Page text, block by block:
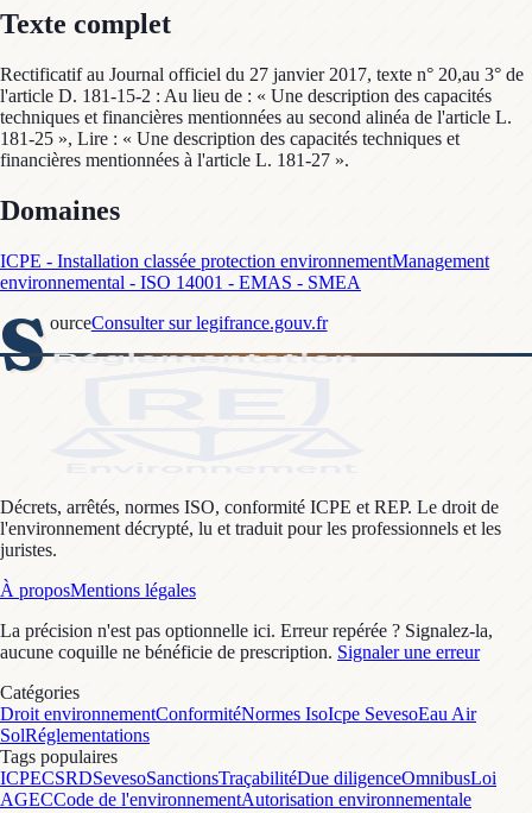
Texte complet
Rectificatif au Journal officiel du 27 janvier 2017, texte n° 20,au 3° de
l'article D. 181-15-2 : Au lieu de : « Une description des capacités
techniques et financières mentionnées au second alinéa de l'article L.
181-25 », Lire : « Une description des capacités techniques et
financières mentionnées à l'article L. 181-27 ».
Domaines
ICPE - Installation classée protection environnementManagement
environnemental - ISO 14001 - EMAS - SMEA
S ourceConsulter sur legifrance.gouv.fr
Décrets, arrêtés, normes ISO, conformité ICPE et REP. Le droit de
l'environnement décrypté, lu et traduit pour les professionnels et les
juristes.
À proposMentions légales
La précision n'est pas optionnelle ici. Erreur repérée ? Signalez-la,
aucune coquille ne bénéficie de prescription. Signaler une erreur
Catégories
Droit environnementConformitéNormes IsoIcpe SevesoEau Air
SolRéglementations
Tags populaires
ICPECSRDSevesoSanctionsTraçabilitéDue diligenceOmnibusLoi
AGECCode de l'environnementAutorisation environnementale